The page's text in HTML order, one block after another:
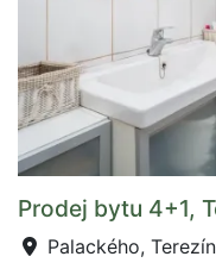
Prodej bytu 4+1,
Palackého, Terezín